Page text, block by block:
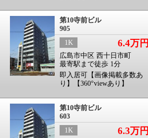
第10寺前ビル
905
1K
6.4万円
広島市中区 西十日市町
最寄駅まで徒歩 1分
即入居可【画像掲載多数あ
り】【360°viewあり】
第10寺前ビル
603
1K
6.3万円